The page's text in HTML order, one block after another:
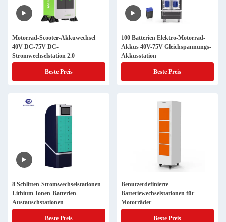
Motorrad-Scooter-Akkuwechsel
40V DC-75V DC-
Stromwechselstation 2.0
Beste Preis
100 Batterien Elektro-Motorrad-
Akkus 40V-75V Gleichspannungs-
Akkusstation
Beste Preis
8 Schlitten-Stromwechselstationen
Lithium-Ionen-Batterien-
Austauschstationen
Beste Preis
Benutzerdefinierte
Batteriewechselstationen für
Motorräder
Beste Preis